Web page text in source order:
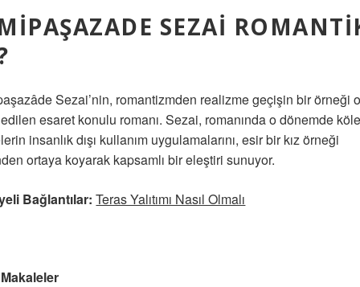
SEZAI
Sezai’nin, romantizmden realizme geçişin bir örneği
esaret konulu romanı. Sezai, romanında o dönemde
insanlık dışı kullanım uygulamalarını, esir bir kız örneği
ortaya koyarak kapsamlı bir eleştiri sunuyor.
Bağlantılar: Teras Yalıtımı Nasıl Olmalı
Makaleler